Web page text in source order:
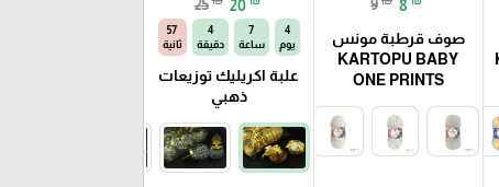
9 8
صوف قرطبة مونس
KARTOPU BABY
ONE PRINTS
25 20
4
يوم
7
ساعة
4
دقيقة
56
ثانية
علبة اكريليك توزيعات
ذهبي